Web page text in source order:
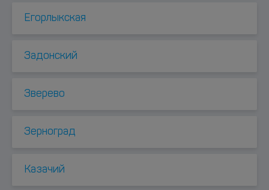
Егорлыкская
Задонский
Зверево
Зерноград
Казачий